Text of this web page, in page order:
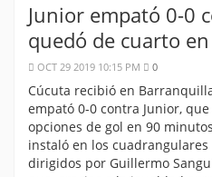
Junior empató 0-0
quedó de cuarto
OCT 29 2019 10:15 PM 0
Cúcuta recibió en
empató 0-0 contra Junior,
opciones de gol en 90
instaló en los cuadrangulares
dirigidos por Guillermo